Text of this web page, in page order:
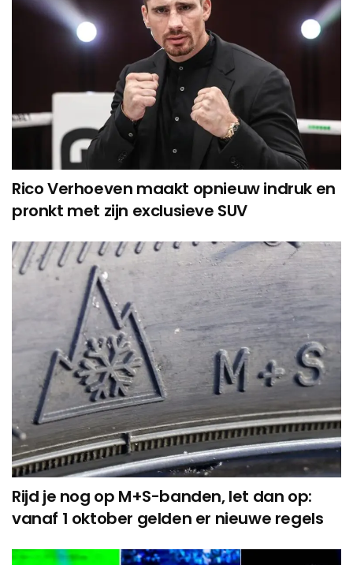
Rico Verhoeven maakt opnieuw indruk en
pronkt met zijn exclusieve SUV
Rijd je nog op M+S-banden, let dan op:
vanaf 1 oktober gelden er nieuwe regels